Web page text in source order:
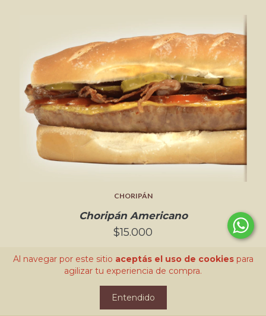
Al navegar por este sitio aceptás el uso de cookiespara
agilizar tu experiencia de compra.
Entendido
CHORIPÁN
Choripán Americano
$15.000